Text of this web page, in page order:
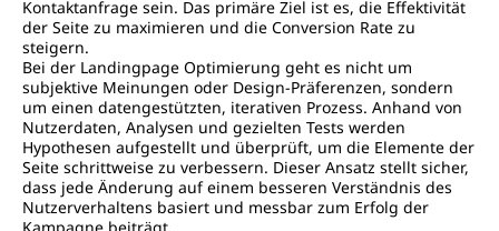
Kontaktanfrage sein. Das primäre Ziel ist es, die Effektivität
der Seite zu maximieren und die Conversion Rate zu
steigern.
Bei der Landingpage Optimierung geht es nicht um
subjektive Meinungen oder Design-Präferenzen, sondern
um einen datengestützten, iterativen Prozess. Anhand von
Nutzerdaten, Analysen und gezielten Tests werden
Hypothesen aufgestellt und überprüft, um die Elemente der
Seite schrittweise zu verbessern. Dieser Ansatz stellt sicher,
dass jede Änderung auf einem besseren Verständnis des
Nutzerverhaltens basiert und messbar zum Erfolg der